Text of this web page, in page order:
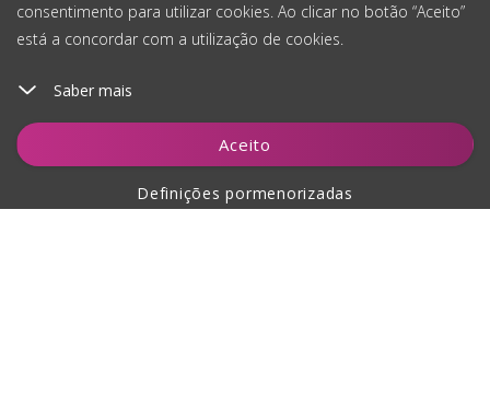
consentimento para utilizar cookies. Ao clicar no botão “Aceito”
está a concordar com a utilização de cookies.
Saber mais
Aceito
Definições pormenorizadas
Adicionar ao carrinho